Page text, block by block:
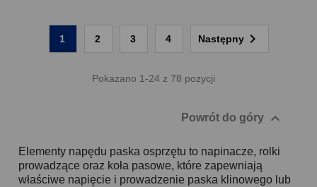
Pokazano 1-24 z 78 pozycji
1 2 3 4 Następny
Powrót do góry 
Elementy napędu paska osprzętu to napinacze, rolki
prowadzące oraz koła pasowe, które zapewniają
właściwe napięcie i prowadzenie paska klinowego lub